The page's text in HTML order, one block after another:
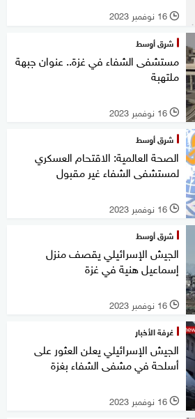
l 16 نوفمبر 2023
شرق أوسط
مستشفى الشفاء في غزة.. عنوان جبهة
ملتهبة
l 16 نوفمبر 2023
شرق أوسط
الصحة العالمية: الاقتحام العسكري
لمستشفى الشفاء غير مقبول
l 16 نوفمبر 2023
شرق أوسط
الجيش الإسرائيلي يقصف منزل
إسماعيل هنية في غزة
l 16 نوفمبر 2023
غرفة الأخبار
الجيش الإسرائيلي يعلن العثور على
أسلحة في مشفى الشفاء بغزة
l 16 نوفمبر 2023